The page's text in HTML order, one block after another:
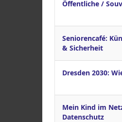
Öffentliche /
Seniorencafé:
& Sicherheit
Dresden 2030:
Mein Kind im
Datenschutz